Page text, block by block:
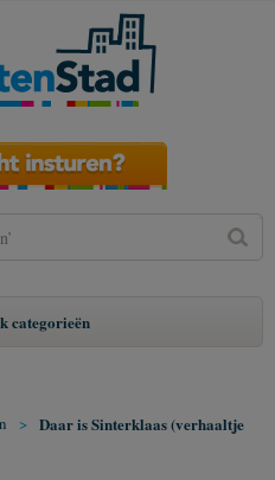
categorieën
> Daar is Sinterklaas (verhaaltje